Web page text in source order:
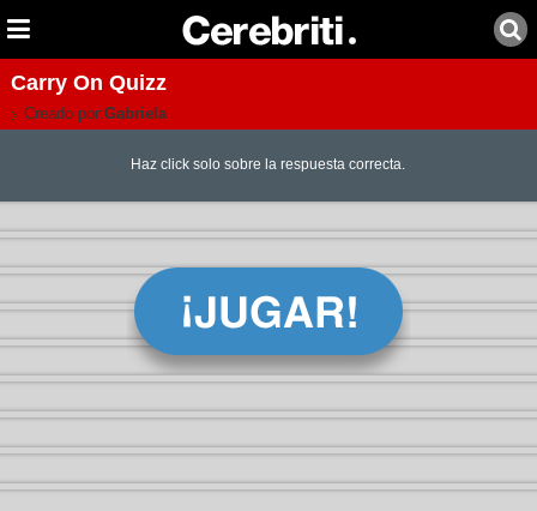
Carry On Quizz
Creado por:Gabriela
Haz click solo sobre la respuesta correcta.